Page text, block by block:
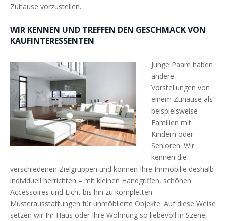
Zuhause vorzustellen.
WIR KENNEN UND TREFFEN DEN GESCHMACK VON
KAUFINTERESSENTEN
Junge Paare haben
andere
Vorstellungen von
einem Zuhause als
beispielsweise
Familien mit
Kindern oder
Senioren. Wir
kennen die
verschiedenen Zielgruppen und können Ihre Immobilie deshalb
individuell herrichten – mit kleinen Handgriffen, schönen
Accessoires und Licht bis hin zu kompletten
Musterausstattungen für unmöblierte Objekte. Auf diese Weise
setzen wir Ihr Haus oder Ihre Wohnung so liebevoll in Szene,